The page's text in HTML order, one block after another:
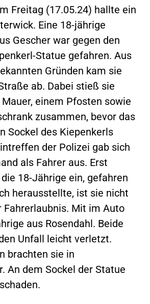
Freitag (17.05.24) hallte ein
Eine 18-jährige
Gescher war gegen den
Statue gefahren. Aus
Gründen kam sie
ab. Dabei stieß sie
einem Pfosten sowie
zusammen, bevor das
Sockel des Kiepenkerls
der Polizei gab sich
als Fahrer aus. Erst
18-Jährige ein, gefahren
herausstellte, ist sie nicht
Fahrerlaubnis. Mit im Auto
aus Rosendahl. Beide
Unfall leicht verletzt.
brachten sie in
An dem Sockel der Statue